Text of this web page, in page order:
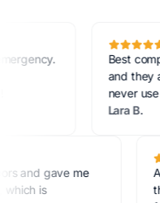
Best company by
and they always
never use anyone
floors and gave me
home, which is